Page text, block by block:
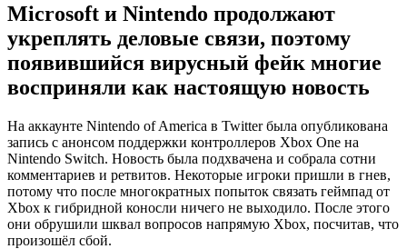
Microsoft и Nintendo продолжают
укреплять деловые связи, поэтому
появившийся вирусный фейк многие
восприняли как настоящую новость
На аккаунте Nintendo of America в Twitter была опубликована
запись с анонсом поддержки контроллеров Xbox One на
Nintendo Switch. Новость была подхвачена и собрала сотни
комментариев и ретвитов. Некоторые игроки пришли в гнев,
потому что после многократных попыток связать геймпад от
Xbox к гибридной коносли ничего не выходило. После этого
они обрушили шквал вопросов напрямую Xbox, посчитав, что
произошёл сбой.